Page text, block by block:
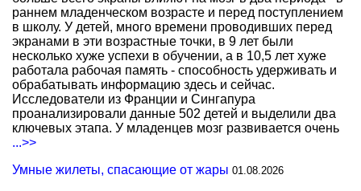
раннем младенческом возрасте и перед поступлением
в школу. У детей, много времени проводивших перед
экранами в эти возрастные точки, в 9 лет были
несколько хуже успехи в обучении, а в 10,5 лет хуже
работала рабочая память - способность удерживать и
обрабатывать информацию здесь и сейчас.
Исследователи из Франции и Сингапура
проанализировали данные 502 детей и выделили два
ключевых этапа. У младенцев мозг развивается очень
...>>
Умные жилеты, спасающие от жары 01.08.2026